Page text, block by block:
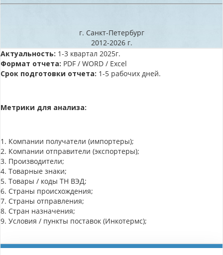
г. Санкт-Петербург
2012-2026 г.
Актуальность: 1-3 квартал 2025г.
Формат отчета: PDF / WORD / Excel
Срок подготовки отчета: 1-5 рабочих дней.
Метрики для анализа:
1. Компании получатели (импортеры);
2. Компании отправители (экспортеры);
3. Производители;
4. Товарные знаки;
5. Товары / коды ТН ВЭД;
6. Страны происхождения;
7. Страны отправления;
8. Стран назначения;
9. Условия / пункты поставок (Инкотермс);